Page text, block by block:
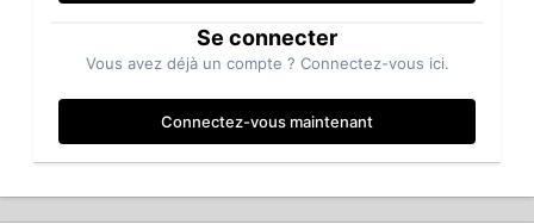
Se connecter
Vous avez déjà un compte ? Connectez-vous ici.
Connectez-vous maintenant